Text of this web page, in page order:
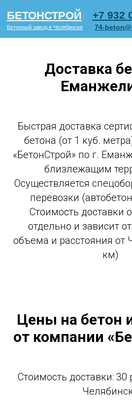
+7 932 016 67 74
74-beton@mail.ru
БЕТОНСТРОЙ
Бетонный завод в Челябинске
ПРАЙС PDF
Доставка
Быстрая доставка
бетона (от 1 куб.
«БетонСтрой» по г.
близлежащим
Осуществляется
перевозки
Стоимость доставки
отдельно и зависит
объема и расстояния от
км)
Цены на бетон
от компании
Стоимость доставки: 30